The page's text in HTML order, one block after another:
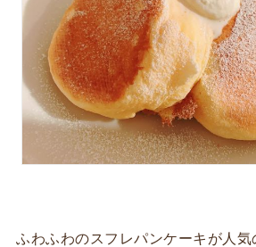
ふわふわのスフレパンケーキが人気